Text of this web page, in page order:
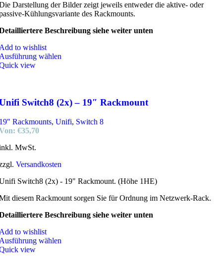
Darstellung der Bilder zeigt jeweils entweder die aktive- oder
Kühlungsvariante des Rackmounts.
Beschreibung siehe weiter unten
to wishlist
wählen
view
Switch8 (2x) – 19″ Rackmount
Rackmounts, Unifi, Switch 8
€35,70
MwSt.
Versandkosten
Switch8 (2x) - 19" Rackmount. (Höhe 1HE)
diesem Rackmount sorgen Sie für Ordnung im Netzwerk-Rack.
Beschreibung siehe weiter unten
to wishlist
wählen
view